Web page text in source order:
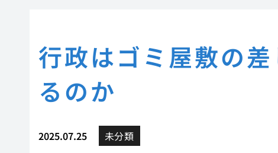
行政はゴミ屋敷の
るのか
2025.07.25 未分類